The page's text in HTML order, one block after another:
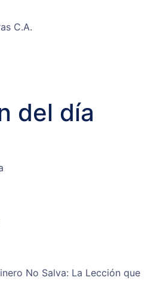
C.A.
del día
No Salva: La Lección que